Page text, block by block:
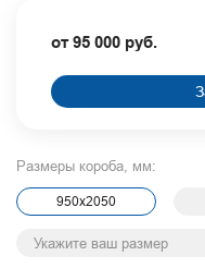
от 95 000 руб.
Размеры короба, мм:
950х2050